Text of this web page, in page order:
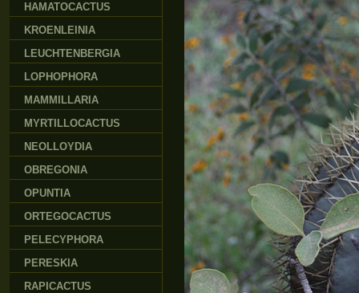
HAMATOCACTUS
KROENLEINIA
LEUCHTENBERGIA
LOPHOPHORA
MAMMILLARIA
MYRTILLOCACTUS
NEOLLOYDIA
OBREGONIA
OPUNTIA
ORTEGOCACTUS
PELECYPHORA
PERESKIA
RAPICACTUS